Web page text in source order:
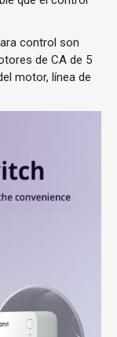
control son
de CA de 5
motor, línea de